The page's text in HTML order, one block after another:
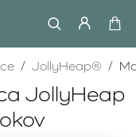
JollyHeap
JollyHeap®